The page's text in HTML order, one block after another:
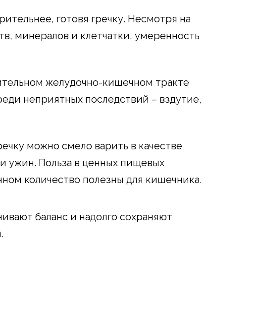
готовя гречку. Несмотря на
минералов и клетчатки, умеренность
желудочно-кишечном тракте
неприятных последствий – вздутие,
можно смело варить в качестве
ужин. Польза в ценных пищевых
количество полезны для кишечника.
баланс и надолго сохраняют